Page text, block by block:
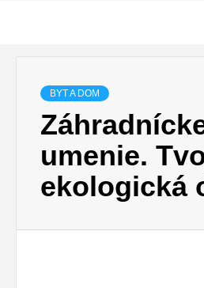
BYT A DOM
umenie.
ekologická